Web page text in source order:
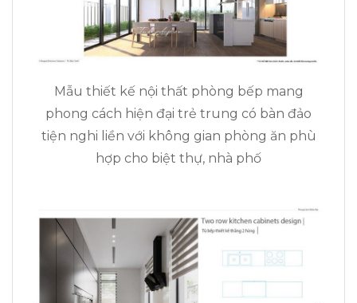
Mẫu thiết kế nội thất phòng bếp mang
phong cách hiện đại trẻ trung có bàn đảo
tiện nghi liền với không gian phòng ăn phù
hợp cho biệt thự, nhà phố